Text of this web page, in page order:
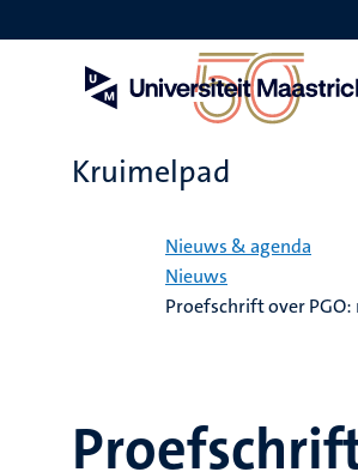
en
Kruimelpad
Nieuws & agenda
Nieuws
Proefschrift over